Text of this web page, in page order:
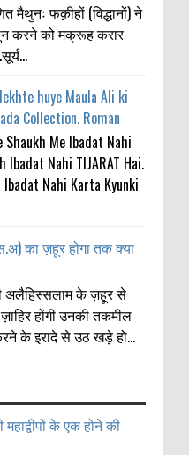
मैथुनः फक़ीहों (विद्धानों) ने
करने को मक्रूह करार
huye Maula Ali ki
Collection. Roman
Shaukh Me Ibadat Nahi
Ibadat Nahi TIJARAT Hai.
Ibadat Nahi Karta Kyunki
का ज़हूर होगा तक क्या
अलैहिस्सलाम के ज़हूर से
होंगी उनकी तकमील
के इरादे से उठ खड़े हो...
के एक होने की
के एक होने की